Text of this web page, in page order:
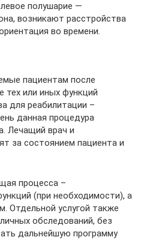
полушарие —
возникают расстройства
во времени.
пациентам после
тех или иных функций
для реабилитации –
данная процедура
Лечащий врач и
за состоянием пациента и
процесса –
(при необходимости), а
Отдельной услугой также
обследований, без
дальнейшую программу